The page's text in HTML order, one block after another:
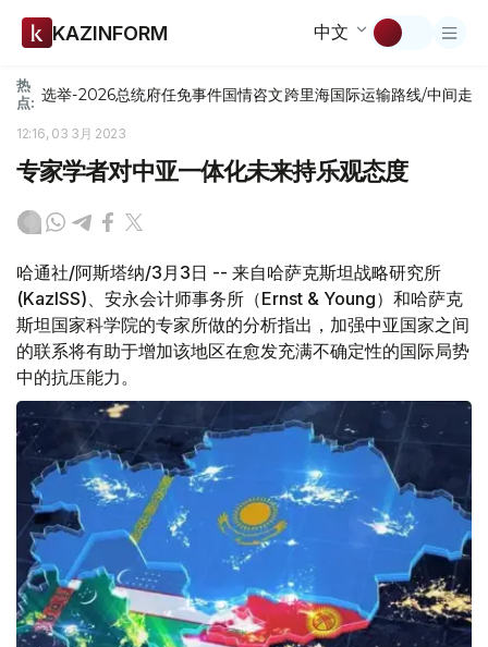
KAZINFORM 中文
热
点: 选举-2026总统府任免事件国情咨文跨里海国际运输路线/中间走廊
12:16, 03 3月 2023
专家学者对中亚一体化未来持乐观态度
哈通社/阿斯塔纳/3月3日 -- 来自哈萨克斯坦战略研究所
(KazISS)、安永会计师事务所（Ernst & Young）和哈萨克
斯坦国家科学院的专家所做的分析指出，加强中亚国家之间
的联系将有助于增加该地区在愈发充满不确定性的国际局势
中的抗压能力。